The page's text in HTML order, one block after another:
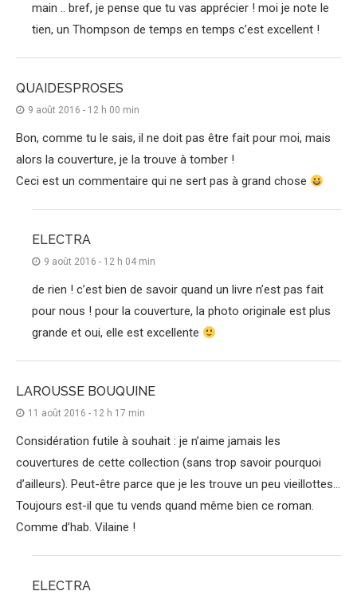
main .. bref, je pense que tu vas apprécier ! moi je note le
tien, un Thompson de temps en temps c’est excellent !
QUAIDESPROSES
9 août 2016 - 12 h 00 min
Bon, comme tu le sais, il ne doit pas être fait pour moi, mais
alors la couverture, je la trouve à tomber !
Ceci est un commentaire qui ne sert pas à grand chose
ELECTRA
9 août 2016 - 12 h 04 min
de rien ! c’est bien de savoir quand un livre n’est pas fait
pour nous ! pour la couverture, la photo originale est plus
grande et oui, elle est excellente
LAROUSSE BOUQUINE
11 août 2016 - 12 h 17 min
Considération futile à souhait : je n’aime jamais les
couvertures de cette collection (sans trop savoir pourquoi
d’ailleurs). Peut-être parce que je les trouve un peu vieillottes…
Toujours est-il que tu vends quand même bien ce roman.
Comme d’hab. Vilaine !
ELECTRA